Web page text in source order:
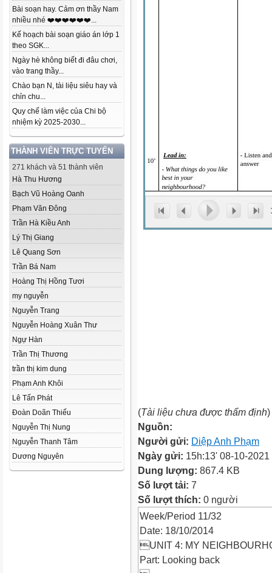
Bài soạn hay. Cảm ơn thầy Nam
nhiều nhé ❤️❤️❤️❤️❤️❤️...
Kế hoạch bài soạn giáo án lớp 1
theo SGK...
Ngày hè không biết đi đâu chơi,
vào trang thầy...
Chào bạn N, tài liệu siêu hay và
chỉn chu...
Quy chế làm việc của Chi bộ
nhiệm kỳ 2025-2030...
THÀNH VIÊN TRỰC TUYẾN
271 khách và 51 thành viên
Hà Thu Hương
Bạch Vũ Hoàng Oanh
Phạm Văn Đông
Trần Hà Kiều Anh
Lý Thị Giang
Lê Quang Sơn
Trần Bá Nam
Hoàng Thị Hồng Tươi
my nguyễn
Nguyễn Trang
Nguyễn Hoàng Xuân Thư
Ngự Hàn
Trần Thị Thương
trần thị kim dung
Phạm Anh Khôi
Lê Tấn Phát
Đoàn Doãn Thiếu
Nguyễn Thị Nung
Nguyễn Thanh Tâm
Dương Nguyên
(Tài liệu chưa được thẩm định)
Nguồn:
Người gửi: Diệp Anh Phạm
Ngày gửi: 15h:13' 08-10-2021
Dung lượng: 867.4 KB
Số lượt tải: 7
Số lượt thích: 0 người
Week/Period 11/32
Date: 18/10/2014
UNIT 4: MY
Part: Looking back